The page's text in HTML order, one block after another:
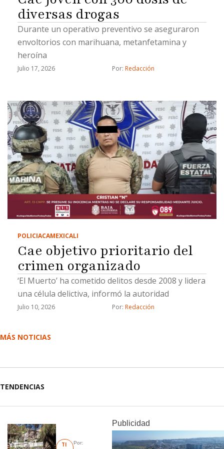
diversas drogas
Durante un operativo preventivo se aseguraron
envoltorios con marihuana, metanfetamina y
heroína
Julio 17, 2026 Por: Redacción
POLICIACAMEXICALI
Cae objetivo prioritario del
crimen organizado
‘El Muerto’ ha cometido delitos desde 2008 y lidera
una célula delictiva, informó la autoridad
Julio 10, 2026 Por: Redacción
MÁS NOTICIAS
TENDENCIAS
TI
Por:
Publicidad